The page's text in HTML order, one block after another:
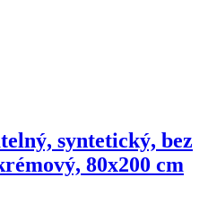
syntetický, bez
80x200 cm